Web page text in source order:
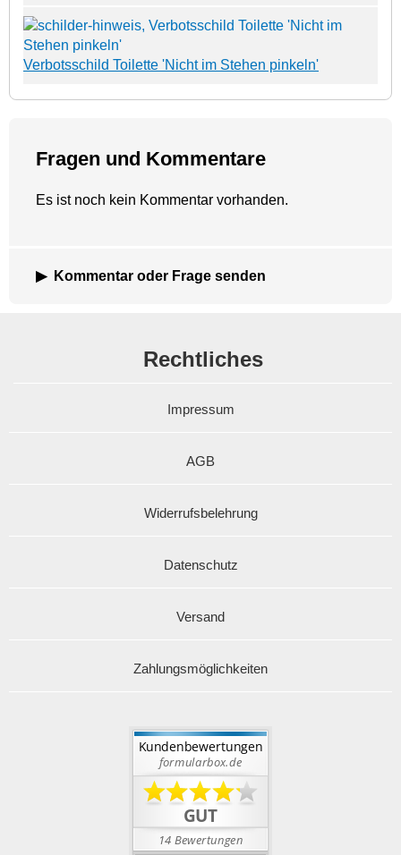
Verbotsschild Toilette 'Nicht im Stehen pinkeln'
Fragen und Kommentare
Es ist noch kein Kommentar vorhanden.
Kommentar oder Frage senden
Rechtliches
Impressum
AGB
Widerrufsbelehrung
Datenschutz
Versand
Zahlungsmöglichkeiten